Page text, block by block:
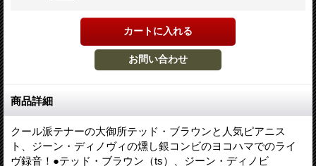
商品詳細
クール派テナーの大御所テッド・ブラウンと人気ピアニス
ト、ジーン・ディノヴィの燻し銀コンビのヨコハマでのライ
ヴ録音！●テッド・ブラウン（ts）、ジーン・ディノビ